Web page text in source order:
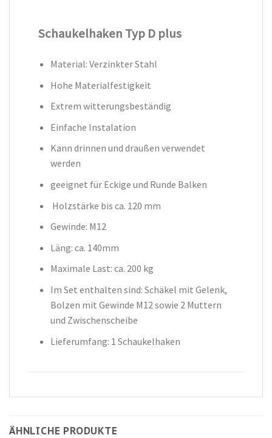
Schaukelhaken Typ D plus
Material: Verzinkter Stahl
Hohe Materialfestigkeit
Extrem witterungsbeständig
Einfache Instalation
Kann drinnen und draußen verwendet
werden
geeignet für Eckige und Runde Balken
Holzstärke bis ca. 120 mm
Gewinde: M12
Läng: ca. 140mm
Maximale Last: ca. 200 kg
Im Set enthalten sind: Schäkel mit Gelenk,
Bolzen mit Gewinde M12 sowie 2 Muttern
und Zwischenscheibe
Lieferumfang: 1 Schaukelhaken
ÄHNLICHE PRODUKTE